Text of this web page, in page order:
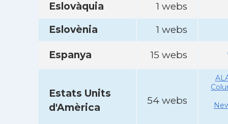
Eslovàquia
1 webs
Eslovènia
1 webs
Espanya 15 webs
Estats Units
d'Amèrica
54 webs